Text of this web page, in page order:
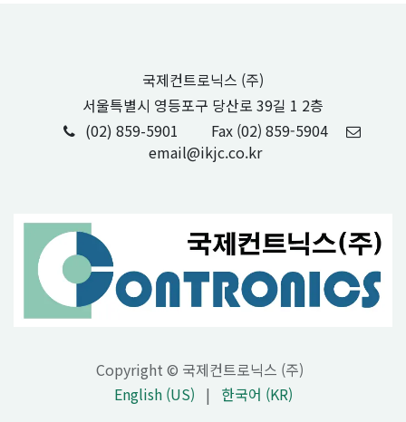
국제컨트로닉스 (주)
서울특별시 영등포구 당산로 39길 1 2층
(02) 859-5901
Fax (02) 859-5904
email@ikjc.co.kr
Copyright © 국제컨트로닉스 (주)
English (US) | 한국어 (KR)